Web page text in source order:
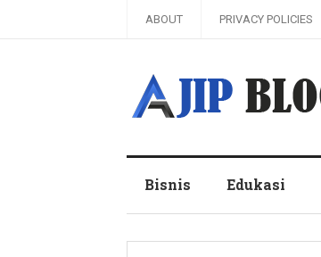
ABOUT PRIVACY POLICIES
Bisnis Edukasi